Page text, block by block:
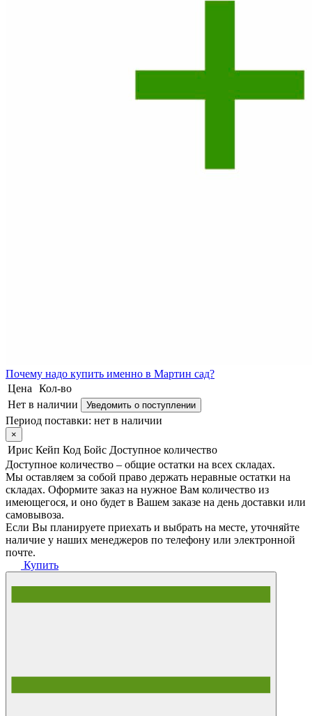
Почему надо купить именно в Мартин сад?
Цена
Кол-во
Нет в наличии
Уведомить о поступлении
Период поставки: нет в наличии
×
Ирис Кейп Код Бойс Доступное количество
Доступное количество – общие остатки на всех складах.
Мы оставляем за собой право держать неравные остатки на
складах. Оформите заказ на нужное Вам количество из
имеющегося, и оно будет в Вашем заказе на день доставки или
самовывоза.
Если Вы планируете приехать и выбрать на месте, уточняйте
наличие у наших менеджеров по телефону или электронной
почте.
Купить